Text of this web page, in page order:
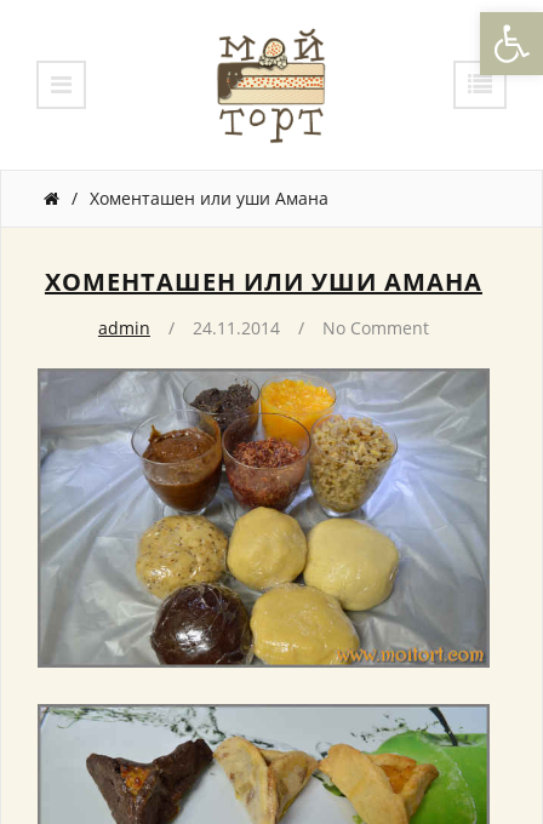
/ Хоменташен или уши Амана
ХОМЕНТАШЕН ИЛИ УШИ АМАНА
admin 24.11.2014 No Comment